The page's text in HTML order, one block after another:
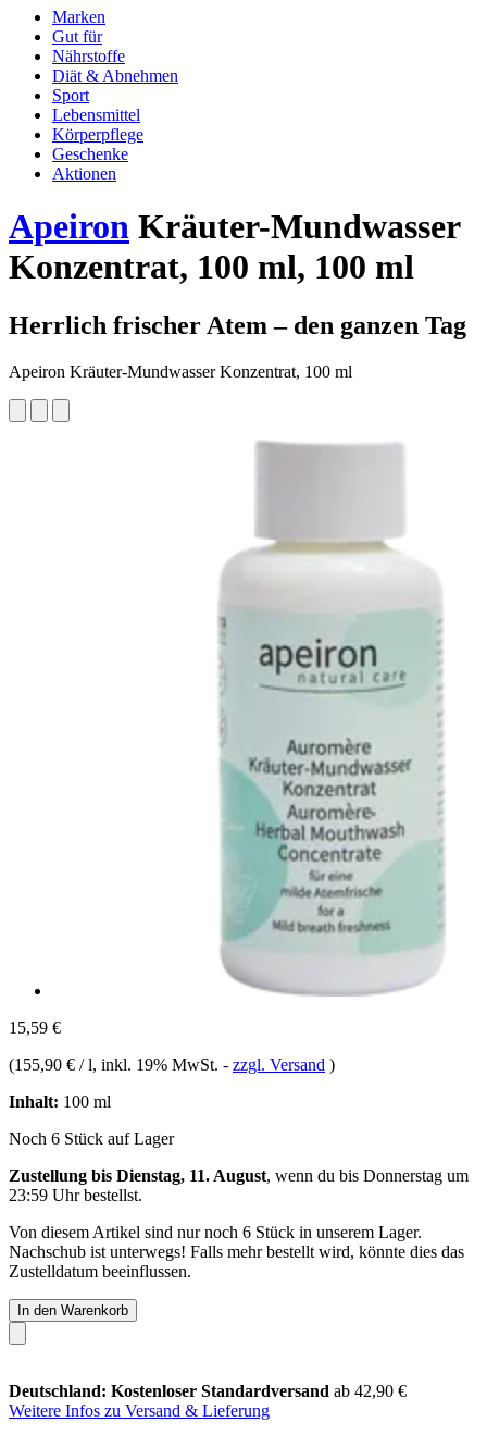
Marken
Gut für
Nährstoffe
Diät & Abnehmen
Sport
Lebensmittel
Körperpflege
Geschenke
Aktionen
Apeiron Kräuter-Mundwasser
Konzentrat, 100 ml, 100 ml
Herrlich frischer Atem – den ganzen Tag
Apeiron Kräuter-Mundwasser Konzentrat, 100 ml
15,59 €
(155,90 € / l, inkl. 19% MwSt. - zzgl. Versand )
Inhalt: 100 ml
Noch 6 Stück auf Lager
Zustellung bis Dienstag, 11. August, wenn du bis Donnerstag um
23:59 Uhrbestellst.
Von diesem Artikel sind nur noch 6 Stück in unserem Lager.
Nachschub ist unterwegs! Falls mehr bestellt wird, könnte dies das
Zustelldatum beeinflussen.
In den Warenkorb
Deutschland: Kostenloser Standardversand ab 42,90 €
Weitere Infos zu Versand & Lieferung